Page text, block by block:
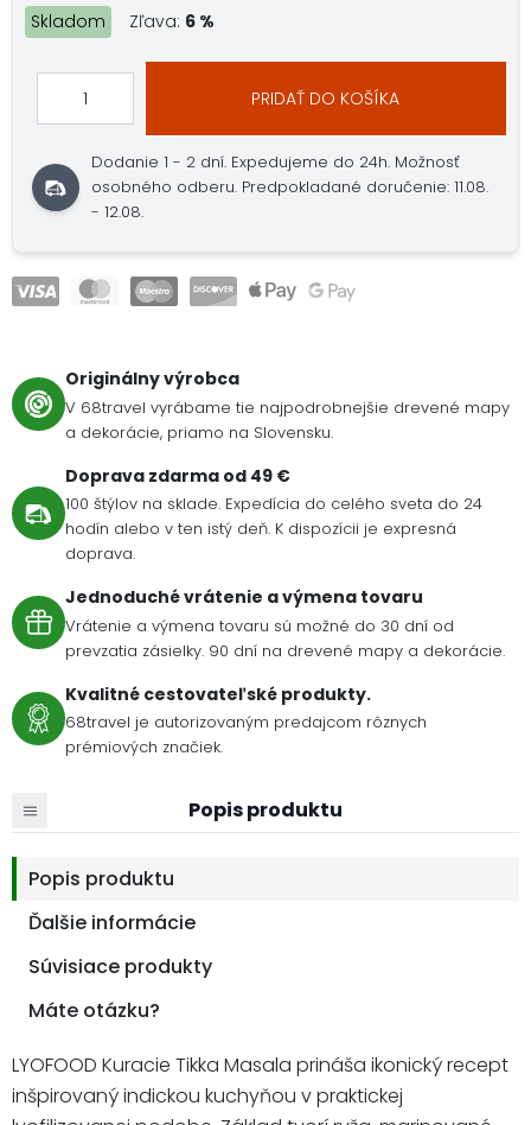
Skladom Zľava: 6 %
PRIDAŤ DO KOŠÍKA
Dodanie 1 - 2 dní. Expedujeme do 24h. Možnosť
osobného odberu. Predpokladané doručenie: 11.08.
- 12.08.
Originálny výrobca
V 68travel vyrábame tie najpodrobnejšie drevené mapy
a dekorácie, priamo na Slovensku.
Doprava zdarma od 49 €
100 štýlov na sklade. Expedícia do celého sveta do 24
hodín alebo v ten istý deň. K dispozícii je expresná
doprava.
Jednoduché vrátenie a výmena tovaru
Vrátenie a výmena tovaru sú možné do 30 dní od
prevzatia zásielky. 90 dní na drevené mapy a dekorácie.
Kvalitné cestovateľské produkty.
68travel je autorizovaným predajcom rôznych
prémiových značiek.
Popis produktu
Popis produktu
Ďalšie informácie
Súvisiace produkty
Máte otázku?
LYOFOOD Kuracie Tikka Masala prináša ikonický recept
inšpirovaný indickou kuchyňou v praktickej